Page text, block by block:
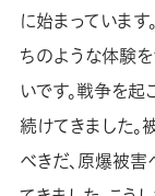
に始まっています
ちのような体験
いです。戦争を起
続けてきました
べきだ、原爆被